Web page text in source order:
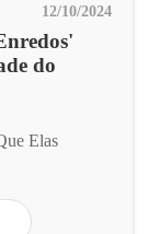
12/10/2024
do
Elas